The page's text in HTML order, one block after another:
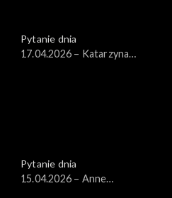
Pytanie dnia
17.04.2026 – Katarzyna
Pytanie dnia
15.04.2026 – Anne